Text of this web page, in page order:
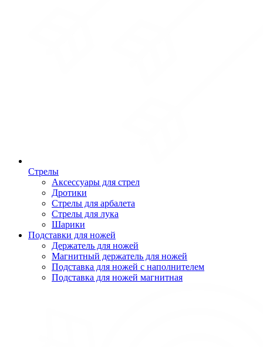
Стрелы
Аксессуары для стрел
Дротики
Стрелы для арбалета
Стрелы для лука
Шарики
Подставки для ножей
Держатель для ножей
Магнитный держатель для ножей
Подставка для ножей с наполнителем
Подставка для ножей магнитная